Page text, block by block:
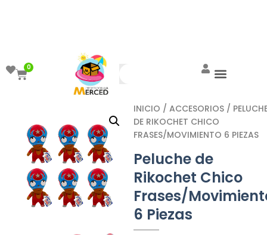
0
INICIO / ACCESORIOS /
DE RIKOCHET CHICO
FRASES/MOVIMIENTO 6 PIEZAS
Peluche de
Rikochet Chico
Frases/
6 Piezas